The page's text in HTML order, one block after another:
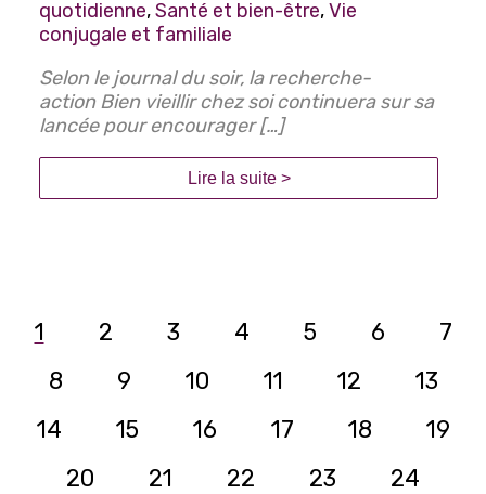
quotidienne,Santé et bien-être,Vie
conjugale et familiale
Selon le journal du soir, la recherche-
action Bien vieillir chez soi continuera sur sa
lancée pour encourager […]
Lire la suite >
1 2 3 4 5 6
7
8
9 10 11 12
13
14
15 16 17 18
19
20
21 22 23
24